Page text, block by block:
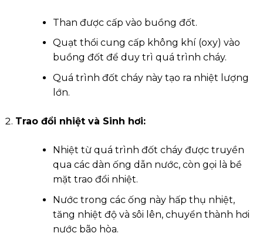
Than được cấp vào buồng đốt.
Quạt thổi cung cấp không khí (oxy) vào
buồng đốt để duy trì quá trình cháy.
Quá trình đốt cháy này tạo ra nhiệt lượng
lớn.
Trao đổi nhiệt và Sinh hơi:
Nhiệt từ quá trình đốt cháy được truyền
qua các dàn ống dẫn nước, còn gọi là bề
mặt trao đổi nhiệt.
Nước trong các ống này hấp thụ nhiệt,
tăng nhiệt độ và sôi lên, chuyển thành hơi
nước bão hòa.